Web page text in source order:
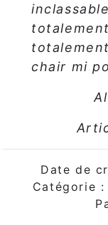
chair mi
Date de
Catégorie :